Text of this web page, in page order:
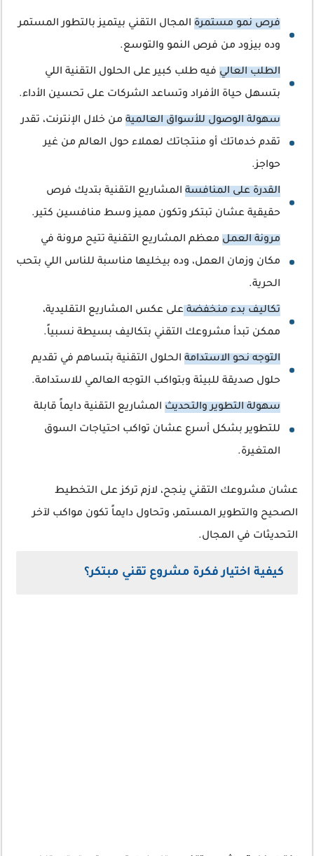
فرص نمو مستمرة المجال التقني بيتميز بالتطور المستمر
وده بيزود من فرص النمو والتوسع.
الطلب العالي فيه طلب كبير على الحلول التقنية اللي
بتسهل حياة الأفراد وتساعد الشركات على تحسين الأداء.
سهولة الوصول للأسواق العالمية من خلال الإنترنت، تقدر
تقدم خدماتك أو منتجاتك لعملاء حول العالم من غير
حواجز.
القدرة على المنافسة المشاريع التقنية بتديك فرص
حقيقية عشان تبتكر وتكون مميز وسط منافسين كتير.
مرونة العمل معظم المشاريع التقنية تتيح مرونة في
مكان وزمان العمل، وده بيخليها مناسبة للناس اللي بتحب
الحرية.
تكاليف بدء منخفضة على عكس المشاريع التقليدية،
ممكن تبدأ مشروعك التقني بتكاليف بسيطة نسبياً.
التوجه نحو الاستدامة الحلول التقنية بتساهم في تقديم
حلول صديقة للبيئة وبتواكب التوجه العالمي للاستدامة.
سهولة التطوير والتحديث المشاريع التقنية دايماً قابلة
للتطوير بشكل أسرع عشان تواكب احتياجات السوق
المتغيرة.
عشان مشروعك التقني ينجح، لازم تركز على التخطيط
الصحيح والتطوير المستمر، وتحاول دايماً تكون مواكب لآخر
التحديثات في المجال.
كيفية اختيار فكرة مشروع تقني مبتكر؟